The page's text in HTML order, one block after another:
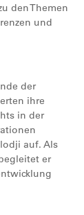
den Themen
und
der
ihre
in der
auf. Als
er